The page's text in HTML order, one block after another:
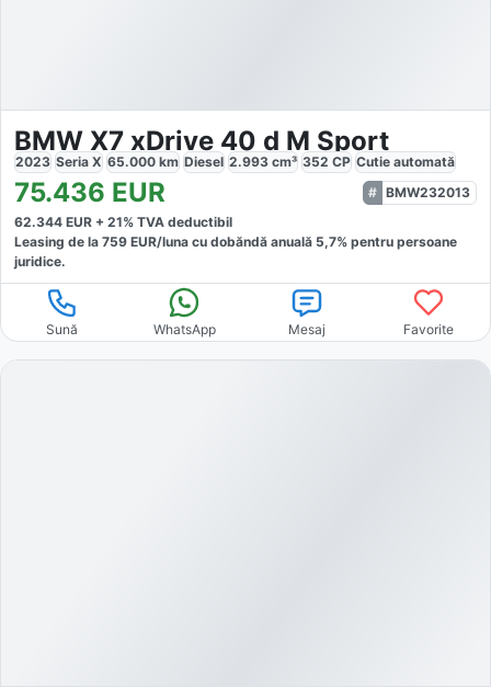
BMW X7 xDrive 40 d M Sport
2023 Seria X 65.000 km Diesel 2.993 cm³ 352 CP Cutie automată
75.436 EUR
BMW232013
62.344 EUR + 21% TVA deductibil
Leasing de la 759 EUR/luna cu dobăndă anuală 5,7% pentru persoane
juridice.
Sună WhatsApp Mesaj Favorite